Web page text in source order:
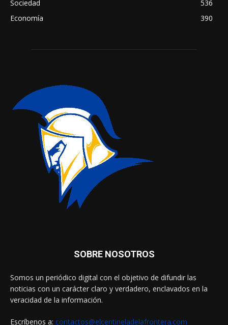
Sociedad
536
Economía
390
SOBRE NOSOTROS
Somos un periódico digital con el objetivo de difundir las
noticias con un carácter claro y verdadero, enclavados en la
veracidad de la información.
Escríbenos a: contactos@elcentineladelafrontera.com